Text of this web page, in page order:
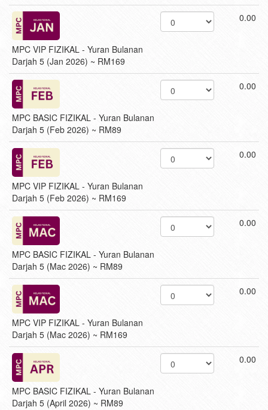
MPC VIP FIZIKAL - Yuran Bulanan
Darjah 5 (Jan 2026) ~ RM169
0.00
MPC BASIC FIZIKAL - Yuran Bulanan
Darjah 5 (Feb 2026) ~ RM89
0.00
MPC VIP FIZIKAL - Yuran Bulanan
Darjah 5 (Feb 2026) ~ RM169
0.00
MPC BASIC FIZIKAL - Yuran Bulanan
Darjah 5 (Mac 2026) ~ RM89
0.00
MPC VIP FIZIKAL - Yuran Bulanan
Darjah 5 (Mac 2026) ~ RM169
0.00
MPC BASIC FIZIKAL - Yuran Bulanan
Darjah 5 (April 2026) ~ RM89
0.00